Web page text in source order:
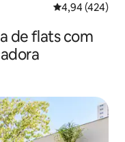
4,94 de uma
4,94 (424)
de flats com